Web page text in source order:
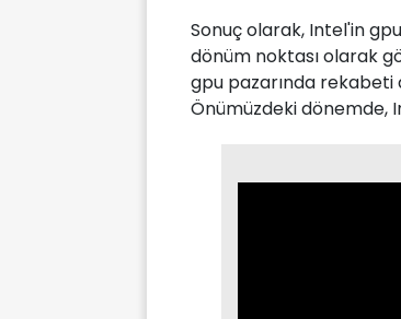
Sonuç olarak, Intel'in
dönüm noktası olarak
gpu pazarında rekabeti
Önümüzdeki dönemde,